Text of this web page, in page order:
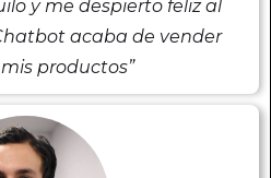
y me despierto feliz al
acaba de vender
productos”